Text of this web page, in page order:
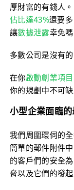
厚財富的有錢人。
佔比達43%還要
讓數據泄露幸免嗎
多數公司是沒有的
在你啟動創業項目
你的規劃中不可
小型企業面臨
我們周圍環伺的
簡單的郵件附件
的客戶們的安全
脅以及它們的發起